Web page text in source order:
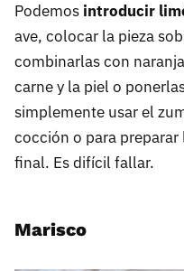
Podemos introducir
ave, colocar la pieza
combinarlas con
carne y la piel o
simplemente usar el
cocción o para
final. Es difícil fallar.
Marisco